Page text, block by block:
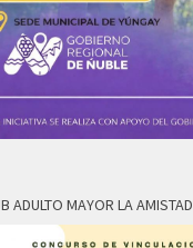
ADULTO MAYOR LA AMISTAD